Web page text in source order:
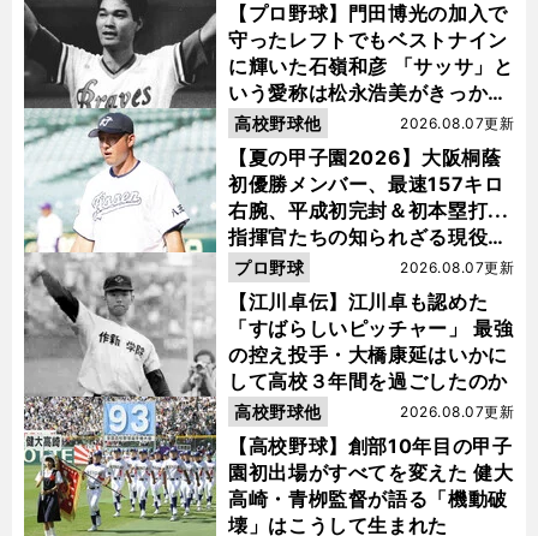
【プロ野球】門田博光の加入で
守ったレフトでもベストナイン
に輝いた石嶺和彦 「サッサ」と
いう愛称は松永浩美がきっか
け？
【夏の甲子園2026】大阪桐蔭
初優勝メンバー、最速157キロ
右腕、平成初完封＆初本塁打...
指揮官たちの知られざる現役時
代
2026.08.07更新
高校野球他
【江川卓伝】江川卓も認めた
「すばらしいピッチャー」 最強
の控え投手・大橋康延はいかに
して高校３年間を過ごしたのか
2026.08.07更新
プロ野球
【高校野球】創部10年目の甲子
園初出場がすべてを変えた 健大
高崎・青栁監督が語る「機動破
壊」はこうして生まれた
2026.08.07更新
高校野球他